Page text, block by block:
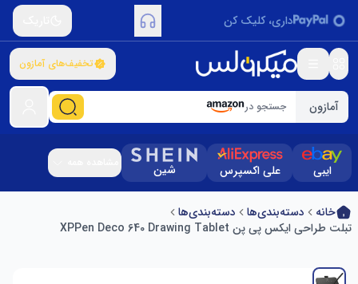
داری، کلیک کن
تخفیف‌های آمازون
آمازون جستجو در
ایبی علی اکسپرس شین
خانه دسته‌بندی‌ها
دسته‌بندی‌ها
تبلت طراحی ایکس پی پن XPPen Deco 640 Drawing Tablet